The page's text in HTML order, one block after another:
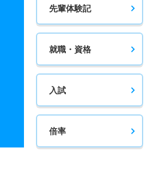
先輩体験記
就職・資格
入試
倍率